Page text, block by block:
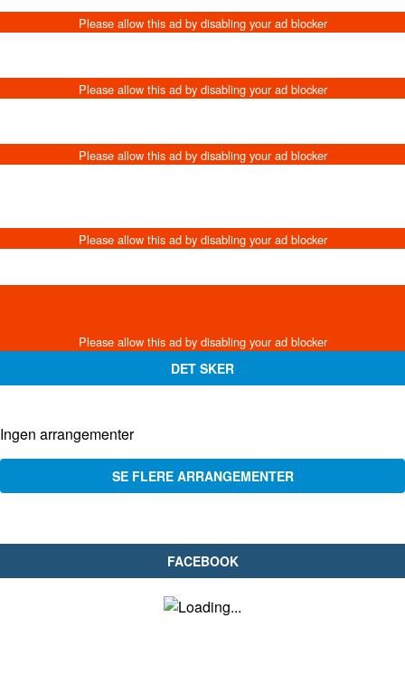
DET SKER
Ingen arrangementer
SE FLERE ARRANGEMENTER
FACEBOOK